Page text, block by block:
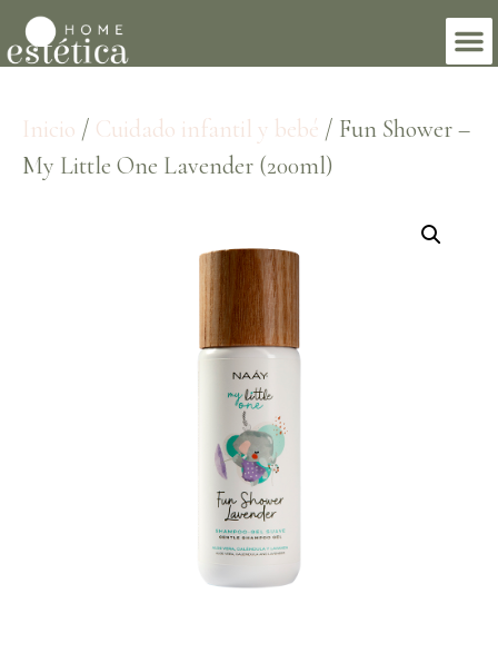
Inicio / Cuidado infantil y bebé / Fun Shower –
My Little One Lavender (200ml)